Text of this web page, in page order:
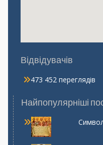
Відвідувачів
473 452 переглядів
Найпопулярніші